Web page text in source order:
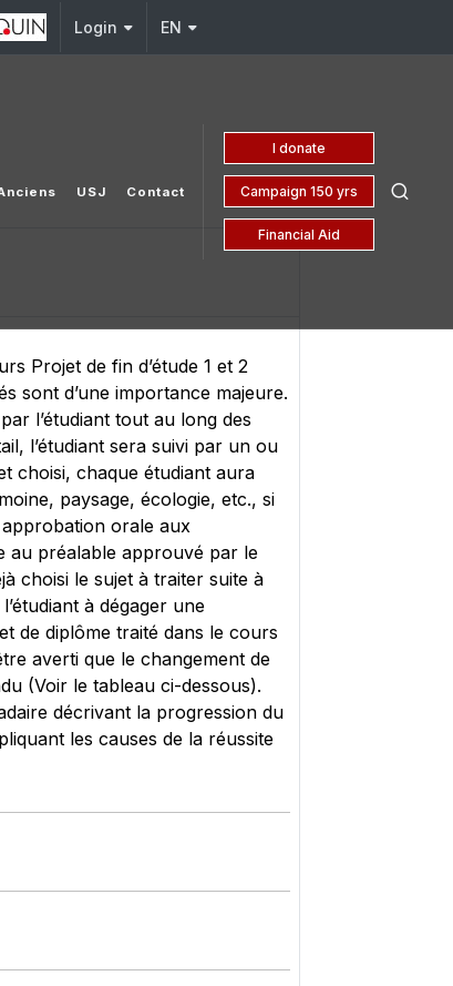
Login EN
I donate
Campaign 150 yrs
Financial Aid
USJ Contact
Projet de fin d’étude 1 et 2
sont d’une importance majeure.
l’étudiant tout au long des
l’étudiant sera suivi par un ou
choisi, chaque étudiant aura
paysage, écologie, etc., si
orale aux
au préalable approuvé par le
choisi le sujet à traiter suite à
à dégager une
de diplôme traité dans le cours
averti que le changement de
(Voir le tableau ci-dessous).
décrivant la progression du
les causes de la réussite